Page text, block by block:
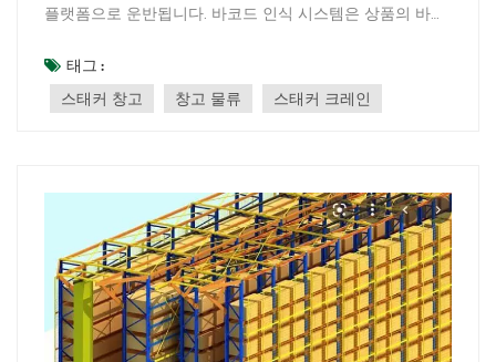
플랫폼으로 운반됩니다. 바코드 인식 시스템은 상품의 바코
버로 전송합니다. 제어 시스템은 서버에서 반환된 정보를 수
신하여 상품의 창고 입하 가능 여부를 판단하고, 화물 위치
좌표를 파악한 후, 화물...
태그 :
스태커 창고
창고 물류 스태커 크레인